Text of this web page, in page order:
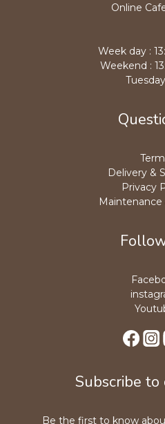
Online
Week day :
Weekend :
Delivery &
Privacy
Maintenance
Subscribe to
Be the first to know